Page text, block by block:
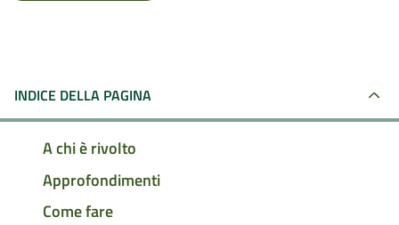
INDICE DELLA PAGINA
A chi è rivolto
Approfondimenti
Come fare